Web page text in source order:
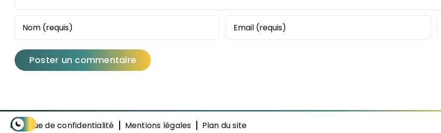
Politique de confidentialité Mentions légales Plan du site
Activer ou désactiver le mode sombre